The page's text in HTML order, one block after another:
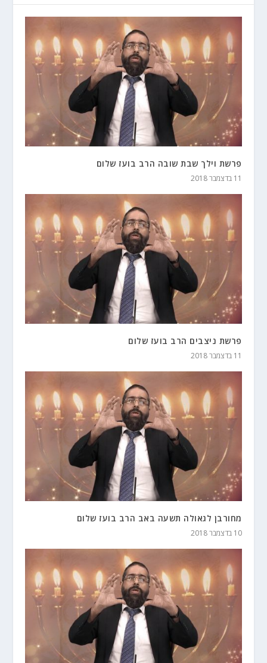
פרשת וילך שבת שובה הרב בועז שלום
11 בדצמבר 2018
פרשת ניצבים הרב בועז שלום
11 בדצמבר 2018
מחורבן לגאולה תשעה באב הרב בועז שלום
10 בדצמבר 2018